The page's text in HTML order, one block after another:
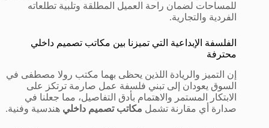
للمساحات لضمان راحة العميل المطلقة وتلبية تطلعاته
الفردية والتجارية.
الفلسفة الإبداعية التي تميزنا بين مكاتب تصميم داخلي
محترفة
إن التميز والريادة اللذين يحظى بهما مكتب رولا مصطفى في
السوق يعودان إلى تبني فلسفة عمل صارمة ترتكز على
الابتكار المستمر والاهتمام بأدق التفاصيل، مما جعلنا في
صدارة أي مقارنة تشمل مكاتب تصميم داخلي هندسية وفنية.